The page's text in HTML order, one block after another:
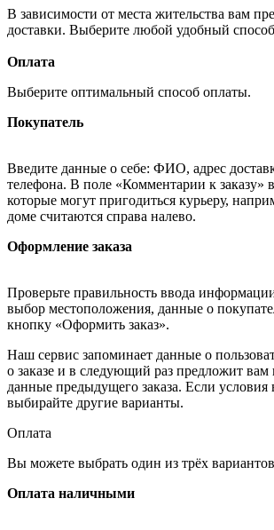
В зависимости от места жительства вам
доставки. Выберите любой удобный
Оплата
Выберите оптимальный способ оплаты.
Покупатель
Введите данные о себе: ФИО, адрес
телефона. В поле «Комментарии к заказу»
которые могут пригодиться курьеру,
доме считаются справа налево.
Оформление заказа
Проверьте правильность ввода
выбор местоположения, данные о
кнопку «Оформить заказ».
Наш сервис запоминает данные о
о заказе и в следующий раз предложит вам
данные предыдущего заказа. Если условия
выбирайте другие варианты.
Оплата
Вы можете выбрать один из трёх
Оплата наличными